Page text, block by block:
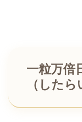
一粒万倍
（した